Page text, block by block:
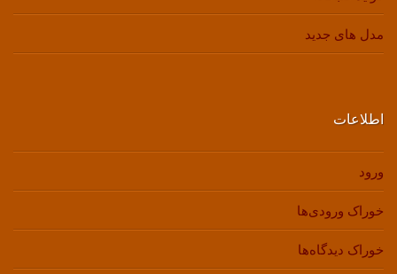
مدل های جدید
اطلاعات
ورود
خوراک ورودی‌ها
خوراک دیدگاه‌ها